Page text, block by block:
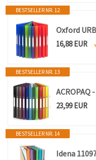
BESTSELLER NR. 12
16,88 EUR
BESTSELLER NR. 13
23,99 EUR
BESTSELLER NR. 14